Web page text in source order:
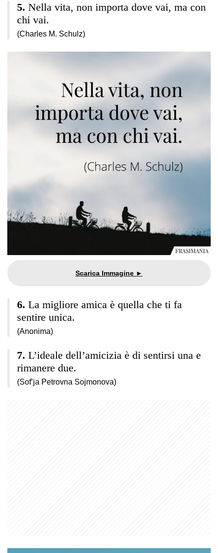
Nella vita, non importa dove vai, ma con
chi vai.
(Charles M. Schulz)
La migliore amica è quella che ti fa
sentire unica.
(Anonima)
L’ideale dell’amicizia è di sentirsi una e
rimanere due.
(Sof’ja Petrovna Sojmonova)